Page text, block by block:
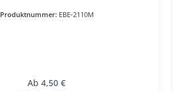
Produktnummer: EBE-2110M
Regulärer Preis:
Ab 4,50 €